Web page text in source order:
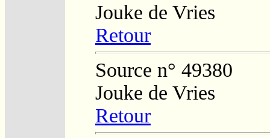
Jouke de Vries
Retour
Source n° 49380
Jouke de Vries
Retour